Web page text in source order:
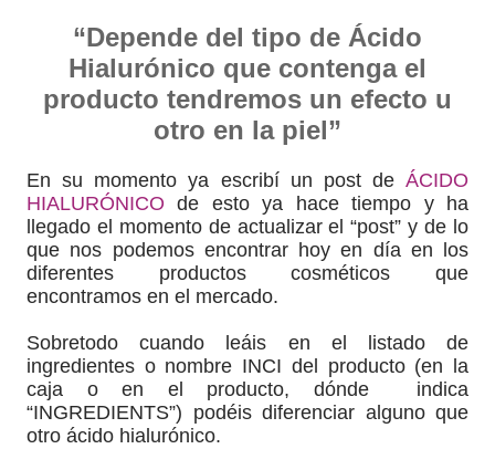
“Depende del tipo de Ácido
Hialurónico que contenga el
producto tendremos un efecto u
otro en la piel”
En su momento ya escribí un post de ÁCIDO
HIALURÓNICO de esto ya hace tiempo y ha
llegado el momento de actualizar el “post” y de lo
que nos podemos encontrar hoy en día en los
diferentes productos cosméticos que
encontramos en el mercado.
Sobretodo cuando leáis en el listado de
ingredientes o nombre INCI del producto (en la
caja o en el producto, dónde indica
“INGREDIENTS”) podéis diferenciar alguno que
otro ácido hialurónico.